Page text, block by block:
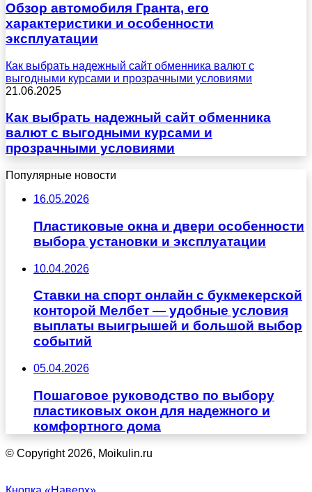
Обзор автомобиля Гранта, его
характеристики и особенности
эксплуатации
Как выбрать надежный сайт обменника валют с
выгодными курсами и прозрачными условиями
21.06.2025
Как выбрать надежный сайт обменника
валют с выгодными курсами и
прозрачными условиями
Популярные новости
16.05.2026
Пластиковые окна и двери особенности
выбора установки и эксплуатации
10.04.2026
Ставки на спорт онлайн с букмекерской
конторой Мелбет — удобные условия
выплаты выигрышей и большой выбор
событий
05.04.2026
Пошаговое руководство по выбору
пластиковых окон для надежного и
комфортного дома
© Copyright 2026, Moikulin.ru